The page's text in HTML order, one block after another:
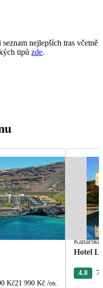
nejlepších tras včetně
tipů zde.
Kč21 990 Kč /os.
Kanárské
Hotel
4.8